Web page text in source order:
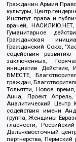
культуры, Центр
Институт права и
врачей,
Гуманитарное
Гражданская
Гражданский Союз,
содействия
заключенных,
инициатив Действие,
ВМЕСТЕ,
граждан,
Тольятти, Новое
Анна, Проект
Аналитический Центр
содействия имени
группа, Женщины
гласности,
Дальневосточный
партнерства,